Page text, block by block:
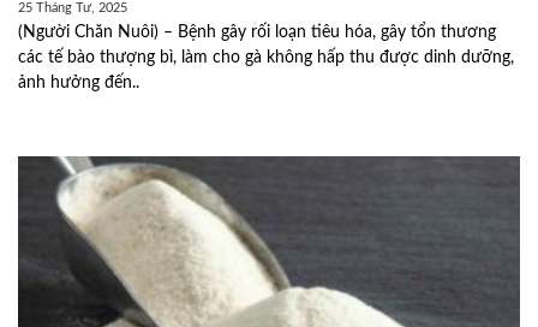
25 Tháng Tư, 2025
(Người Chăn Nuôi) – Bệnh gây rối loạn tiêu hóa, gây tổn thương
các tế bào thượng bì, làm cho gà không hấp thu được dinh dưỡng,
ảnh hưởng đến..